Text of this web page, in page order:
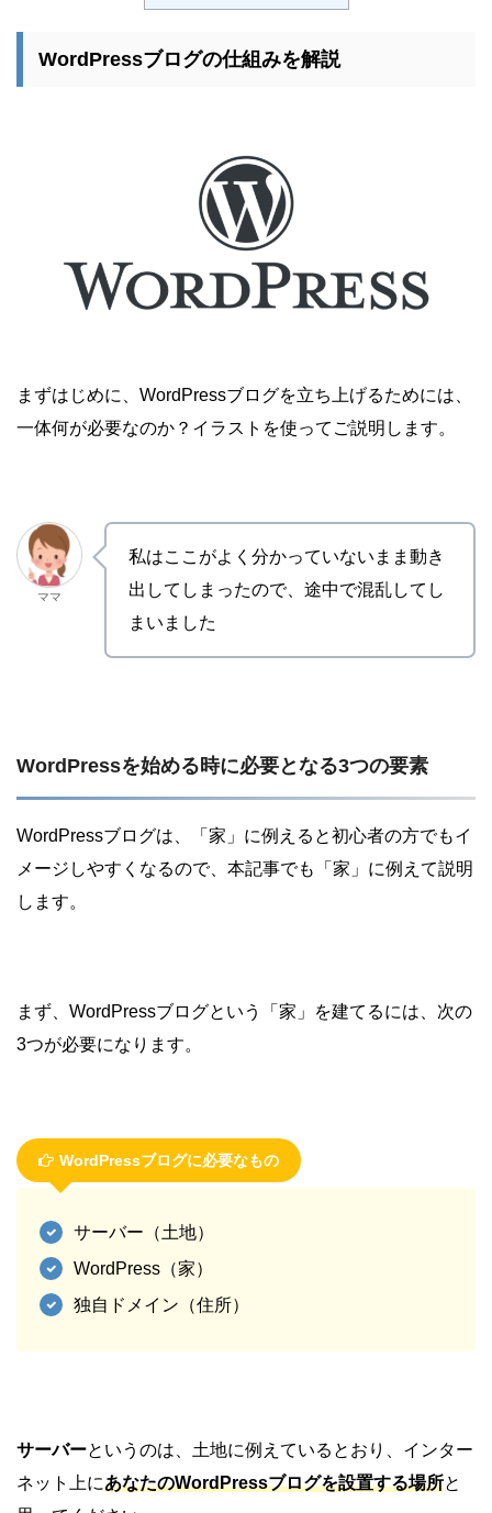
WordPressブログの仕組みを解説
まずはじめに、WordPressブログを立ち上げるためには、
一体何が必要なのか？イラストを使ってご説明します。
ママ
私はここがよく分かっていないまま動き
出してしまったので、途中で混乱してし
まいました
WordPressを始める時に必要となる3つの要素
WordPressブログは、「家」に例えると初心者の方でもイ
メージしやすくなるので、本記事でも「家」に例えて説明
します。
まず、WordPressブログという「家」を建てるには、次の
3つが必要になります。
WordPressブログに必要なもの
サーバー（土地）
WordPress（家）
独自ドメイン（住所）
サーバーというのは、土地に例えているとおり、インター
ネット上にあなたのWordPressブログを設置する場所と